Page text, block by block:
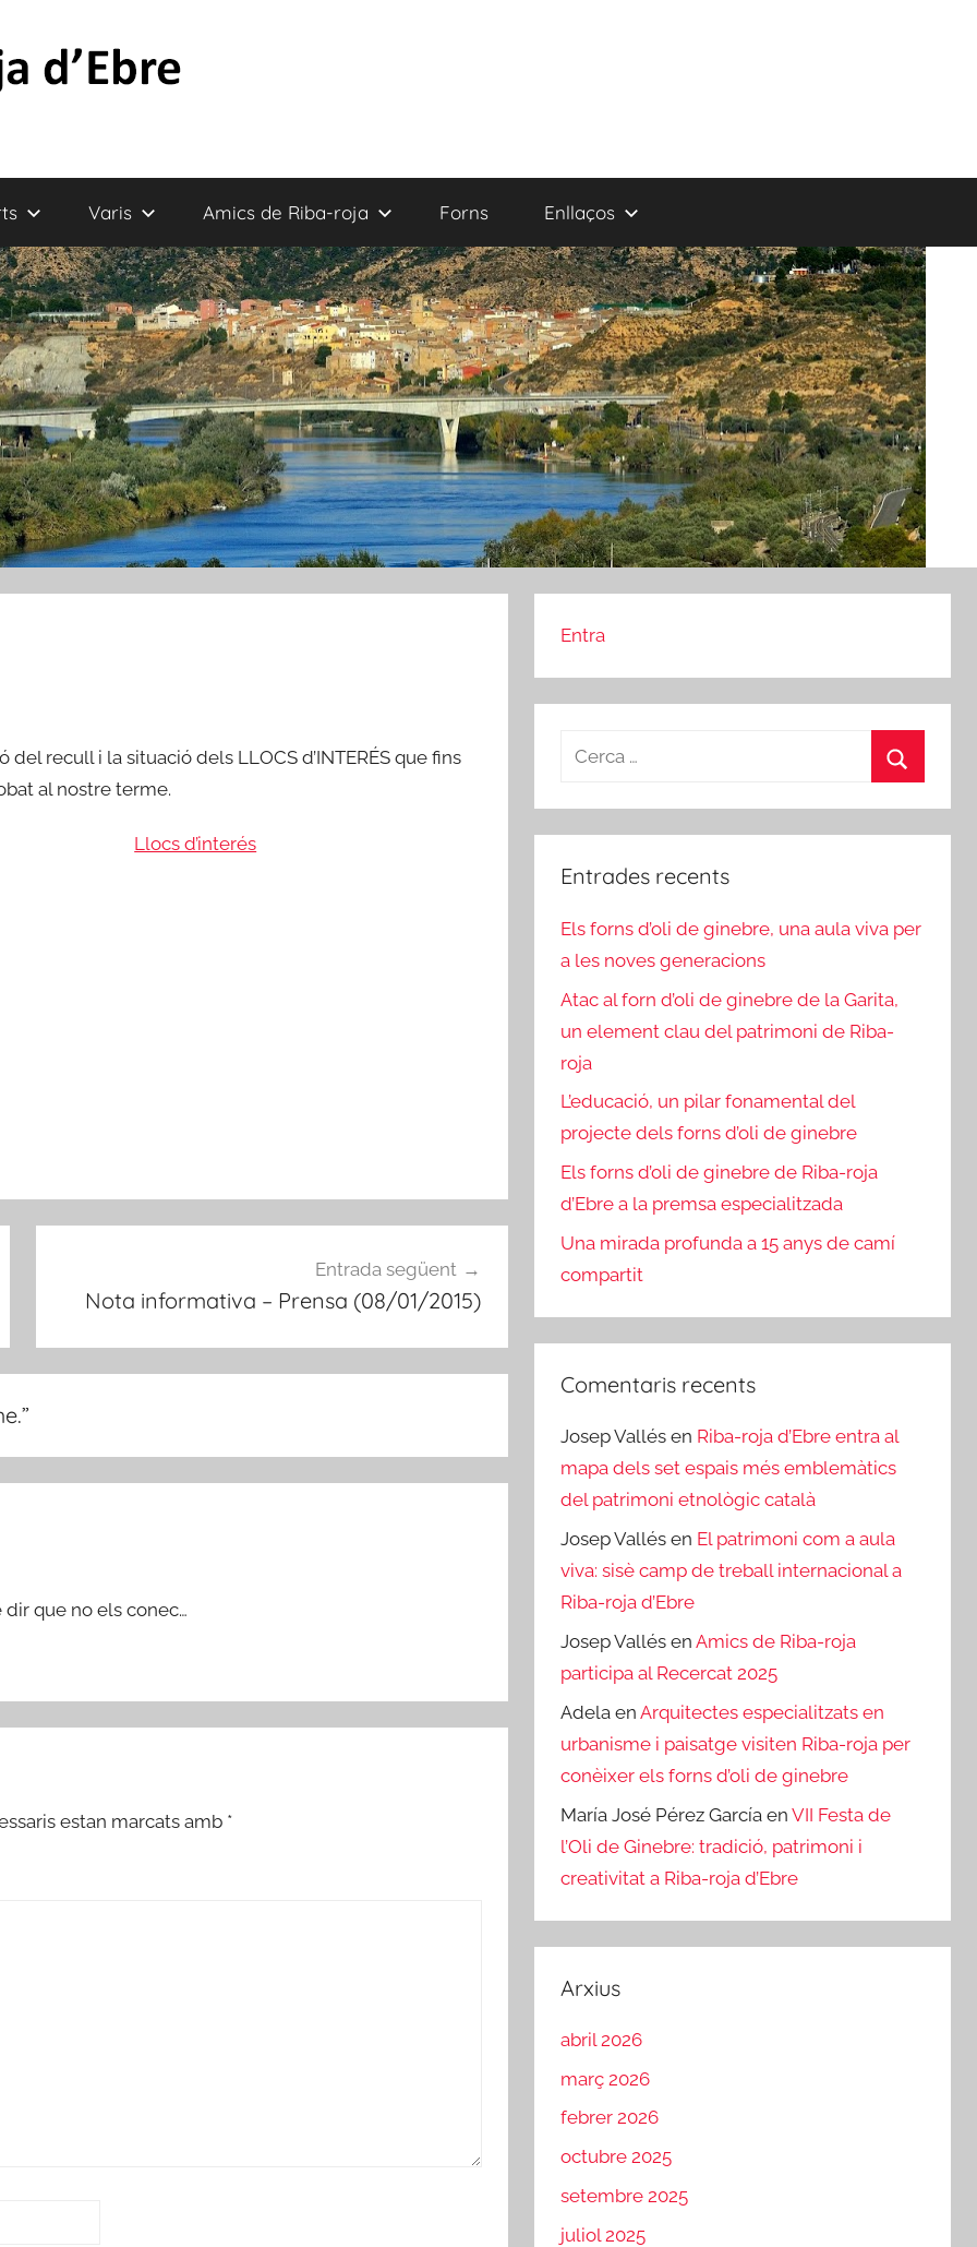
Varis Amics de Riba-roja Forns Enllaços
del recull i la situació dels LLOCS d’INTERÉS que fins
al nostre terme.
Llocs d’interés
Entrada següent
Nota informativa – Prensa (08/01/2015)
”
que no els conec…
estan marcats amb *
Entra
Cerca:
Entrades recents
Els forns d’oli de ginebre, una aula viva per
a les noves generacions
Atac al forn d’oli de ginebre de la Garita,
un element clau del patrimoni de Riba-
roja
L’educació, un pilar fonamental del
projecte dels forns d’oli de ginebre
Els forns d’oli de ginebre de Riba-roja
d’Ebre a la premsa especialitzada
Una mirada profunda a 15 anys de camí
compartit
Comentaris recents
Josep Vallés en Riba-roja d’Ebre entra al
mapa dels set espais més emblemàtics
del patrimoni etnològic català
Josep Vallés en El patrimoni com a aula
viva: sisè camp de treball internacional a
Riba-roja d’Ebre
Josep Vallés enAmics de Riba-roja
participa al Recercat 2025
Adela enArquitectes especialitzats en
urbanisme i paisatge visiten Riba-roja per
conèixer els forns d’oli de ginebre
María José Pérez García enVII Festa de
l’Oli de Ginebre: tradició, patrimoni i
creativitat a Riba-roja d’Ebre
Arxius
abril 2026
març 2026
febrer 2026
octubre 2025
setembre 2025
juliol 2025